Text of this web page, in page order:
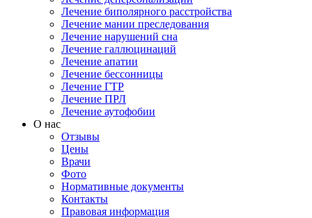
Лечение биполярного расстройства
Лечение мании преследования
Лечение нарушений сна
Лечение галлюцинаций
Лечение апатии
Лечение бессонницы
Лечение ГТР
Лечение ПРЛ
Лечение аутофобии
О нас
Отзывы
Цены
Врачи
Фото
Нормативные документы
Контакты
Правовая информация